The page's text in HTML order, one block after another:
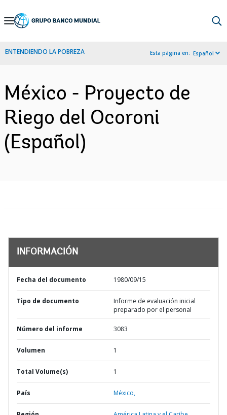
Skip
Navigation
ENTENDIENDO LA POBREZA Esta página en: Español
México - Proyecto de
Riego del Ocoroni
(Español)
INFORMACIÓN
Fecha del documento 1980/09/15
Tipo de documento
Informe de evaluación inicial
preparado por el personal
Número del informe 3083
Volumen 1
Total Volume(s) 1
País México,